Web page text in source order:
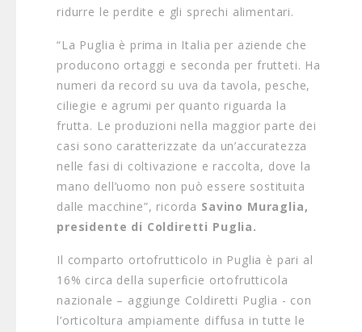
ridurre le perdite e gli sprechi alimentari.
“La Puglia è prima in Italia per aziende che
producono ortaggi e seconda per frutteti. Ha
numeri da record su uva da tavola, pesche,
ciliegie e agrumi per quanto riguarda la
frutta. Le produzioni nella maggior parte dei
casi sono caratterizzate da un’accuratezza
nelle fasi di coltivazione e raccolta, dove la
mano dell’uomo non può essere sostituita
dalle macchine”, ricorda Savino Muraglia,
presidente di Coldiretti Puglia.
Il comparto ortofrutticolo in Puglia è pari al
16% circa della superficie ortofrutticola
nazionale – aggiunge Coldiretti Puglia - con
l’orticoltura ampiamente diffusa in tutte le